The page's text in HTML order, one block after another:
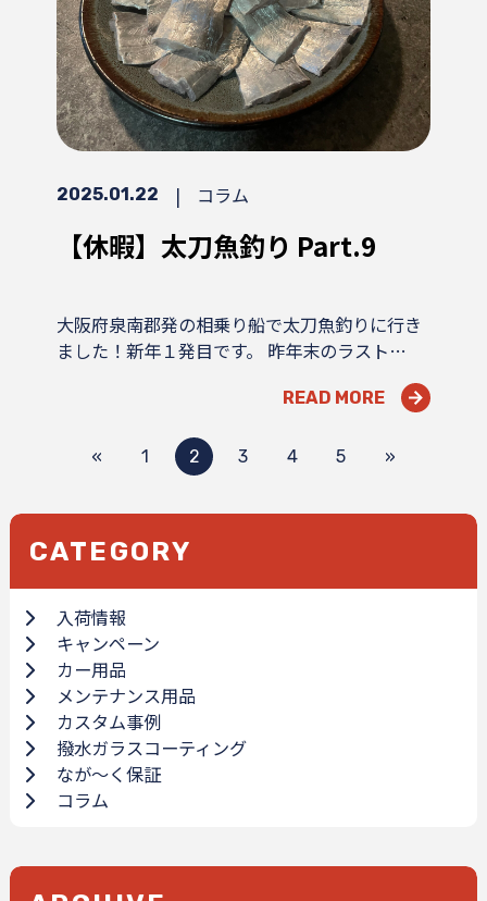
2025.01.22 | コラム
【休暇】太刀魚釣り Part.9
大阪府泉南郡発の相乗り船で太刀魚釣りに行き
ました！新年１発目です。 昨年末のラスト…
READ MORE
« 1 2 3 4 5 »
CATEGORY
入荷情報
キャンペーン
カー用品
メンテナンス用品
カスタム事例
撥水ガラスコーティング
なが～く保証
コラム